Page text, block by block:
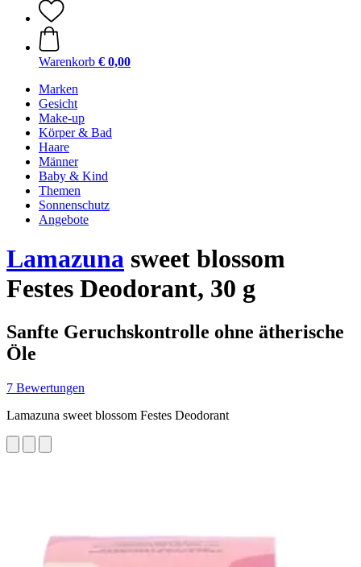
Warenkorb € 0,00
Marken
Gesicht
Make-up
Körper & Bad
Haare
Männer
Baby & Kind
Themen
Sonnenschutz
Angebote
Lamazuna sweet blossom
Festes Deodorant, 30 g
Sanfte Geruchskontrolle ohne ätherische
Öle
7 Bewertungen
Lamazuna sweet blossom Festes Deodorant